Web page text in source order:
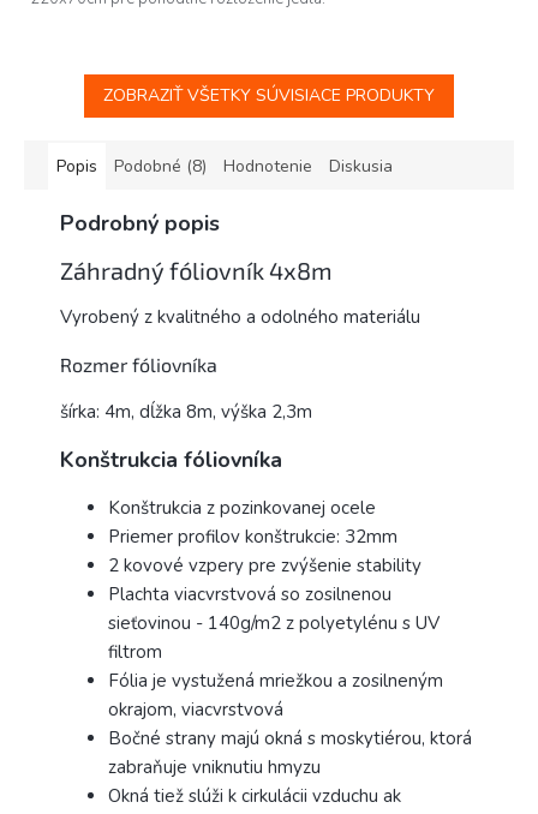
ZOBRAZIŤ VŠETKY SÚVISIACE PRODUKTY
Popis Podobné (8) Hodnotenie Diskusia
Podrobný popis
Záhradný fóliovník 4x8m
Vyrobený z kvalitného a odolného materiálu
Rozmer fóliovníka
šírka: 4m, dĺžka 8m, výška 2,3m
Konštrukcia fóliovníka
Konštrukcia z pozinkovanej ocele
Priemer profilov konštrukcie: 32mm
2 kovové vzpery pre zvýšenie stability
Plachta viacvrstvová so zosilnenou
sieťovinou - 140g/m2 z polyetylénu s UV
filtrom
Fólia je vystužená mriežkou a zosilneným
okrajom, viacvrstvová
Bočné strany majú okná s moskytiérou, ktorá
zabraňuje vniknutiu hmyzu
Okná tiež slúži k cirkulácii vzduchu ak